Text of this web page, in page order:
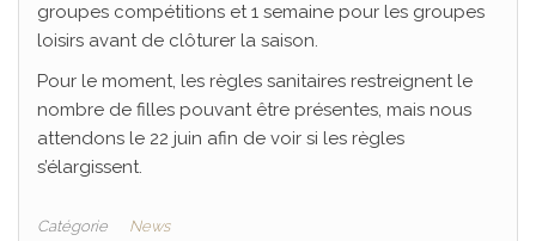
groupes compétitions et 1 semaine pour les groupes
loisirs avant de clôturer la saison.
Pour le moment, les règles sanitaires restreignent le
nombre de filles pouvant être présentes, mais nous
attendons le 22 juin afin de voir si les règles
s’élargissent.
Catégorie News